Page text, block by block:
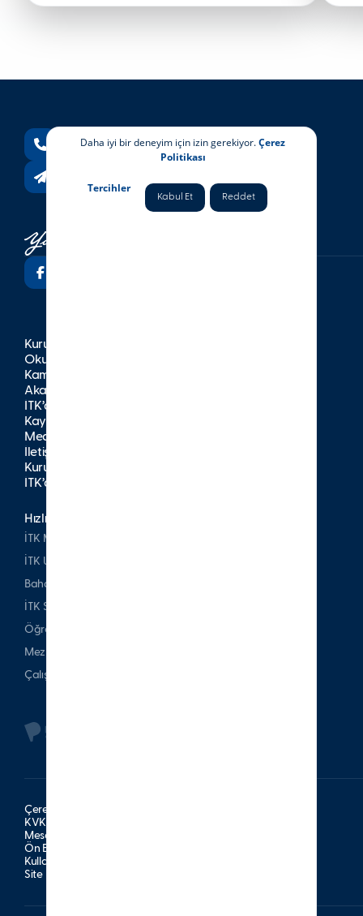
+90 232 244 05 00
Kurumsal
Okullar
Kampüsler
Akademik
İTK’da Yaşam
Kayıt
Medya
İletişim
Kurumsal Yayınlar
İTK’da Kariyer
Hızlı Erişim
İTK Mezunları Derneği
İTK Uşakizade Köşkü
Bahattin Tatış Websitesi
İTK Spor Kulubü
Öğrenci & Veli
Mezun
Çalışan
Çerez Politikası
KVKK Aydınlatma Metni
Mesafeli Satış Sözleşmesi
Ön Bilgilendirme Formu
Kullanım Şartları
Site Haritası
Daha iyi bir deneyim için izin gerekiyor.Çerez
Politikası
Tercihler
Kabul Et Reddet